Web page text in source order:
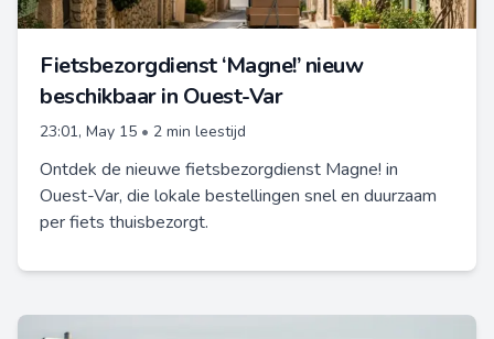
Fietsbezorgdienst ‘Magne!’ nieuw
beschikbaar in Ouest-Var
23:01, May 15 • 2 min leestijd
Ontdek de nieuwe fietsbezorgdienst Magne! in
Ouest-Var, die lokale bestellingen snel en duurzaam
per fiets thuisbezorgt.